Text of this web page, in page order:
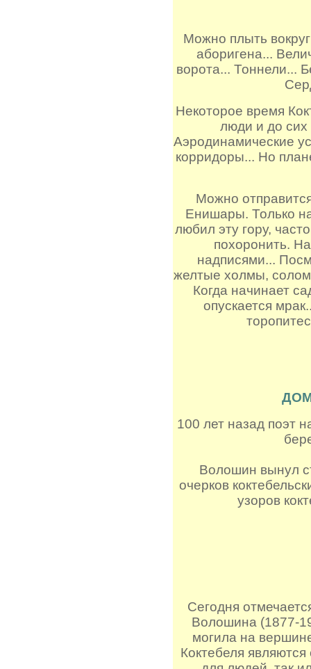
Можно плыть
аборигена...
ворота... Тоннели...
Некоторое время
люди и до сих
Аэродинамические
корридоры... Но
Можно
Енишары. Только
любил эту гору,
похоронить.
надписями...
желтые холмы,
Когда начинает
опускается
100 лет назад поэт
Волошин вынул
очерков
узоров
Сегодня
Волошина (1877-
могила на
Коктебеля